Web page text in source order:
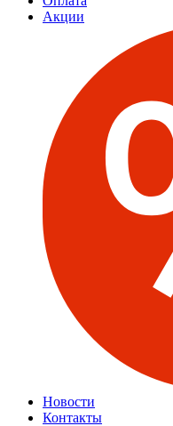
Акции
Новости
Контакты